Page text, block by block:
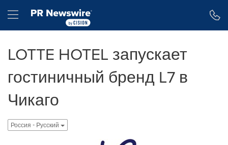
Hamburger menu
LOTTE HOTEL запускает
гостиничный бренд L7 в
Чикаго
Россия - Pусский